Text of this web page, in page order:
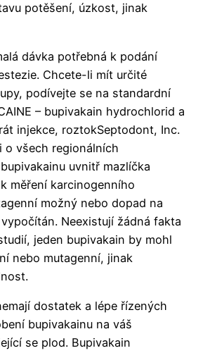
potěšení, úzkost, jinak
dávka potřebná k podání
Chcete-li mít určité
podívejte se na standardní
– bupivakain hydrochlorid a
injekce, roztokSeptodont, Inc.
o všech regionálních
uvnitř mazlíčka
měření karcinogenního
možný nebo dopad na
Neexistují žádná fakta
jeden bupivakain by mohl
nebo mutagenní, jinak
dostatek a lépe řízených
bupivakainu na váš
se plod. Bupivakain